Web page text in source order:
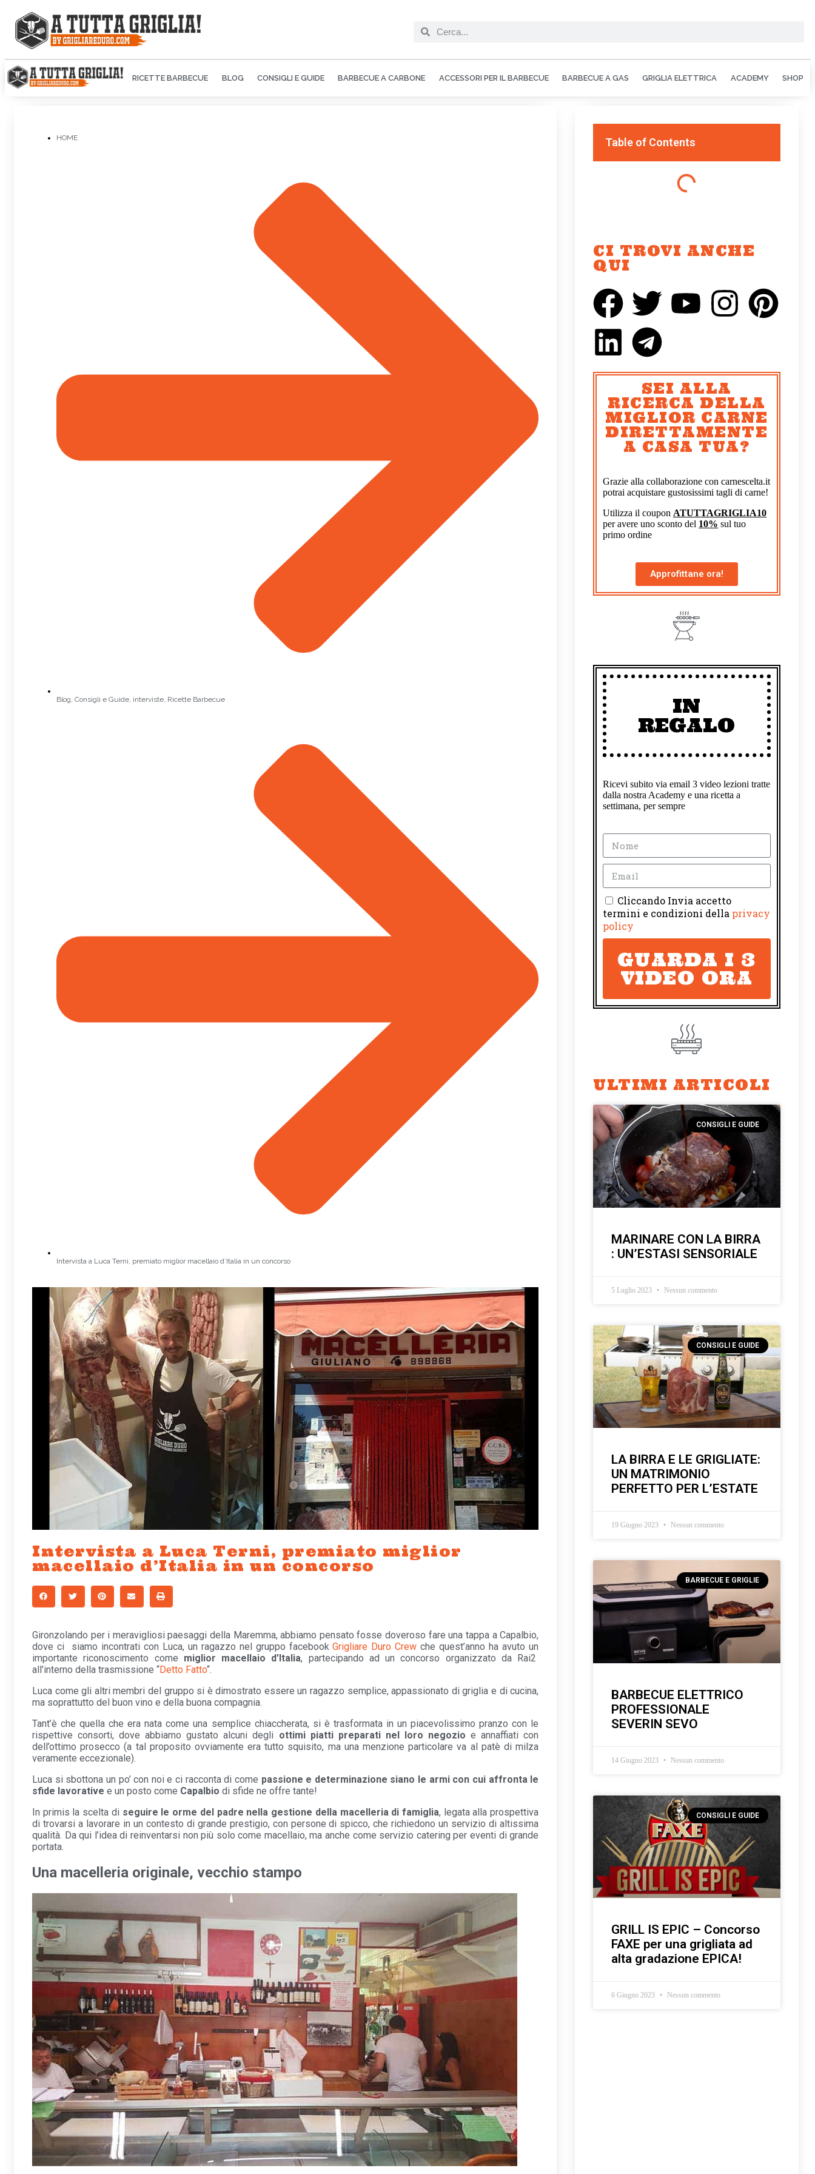
RICETTE BARBECUE BLOG CONSIGLI E GUIDE BARBECUE A CARBONE ACCESSORI PER IL BARBECUE BARBECUE A GAS GRIGLIA ELETTRICA ACADEMY SHOP
HOME
Blog Consigli e Guide interviste Ricette Barbecue
Intervista a Luca Terni, premiato miglior macellaio d’Italia in un concorso
Intervista a Luca Terni, premiato miglior
macellaio d’Italia in un concorso
Gironzolando per i meravigliosi paesaggi della Maremma, abbiamo pensato fosse doveroso fare una tappa a Capalbio,
dove ci siamo incontrati con Luca, un ragazzo nel gruppo facebookGrigliare Duro Crew che quest’anno ha avuto un
importante riconoscimento come miglior macellaio d’Italia, partecipando ad un concorso organizzato da Rai2
all’interno della trasmissione “Detto Fatto“.
Luca come gli altri membri del gruppo si è dimostrato essere un ragazzo semplice, appassionato di griglia e di cucina,
ma soprattutto del buon vino e della buona compagnia.
Tant’è che quella che era nata come una semplice chiaccherata, si è trasformata in un piacevolissimo pranzo con le
rispettive consorti, dove abbiamo gustato alcuni degli ottimi piatti preparati nel loro negozio e annaffiati con
dell’ottimo prosecco (a tal proposito ovviamente era tutto squisito, ma una menzione particolare va al patè di milza
veramente eccezionale).
Luca si sbottona un po’ con noi e ci racconta di come passione e determinazione siano le armi con cui affronta le
sfide lavorative e un posto come Capalbio di sfide ne offre tante!
In primis la scelta di seguire le orme del padre nella gestione della macelleria di famiglia, legata alla prospettiva
di trovarsi a lavorare in un contesto di grande prestigio, con persone di spicco, che richiedono un servizio di altissima
qualità. Da qui l’idea di reinventarsi non più solo come macellaio, ma anche come servizio catering per eventi di grande
portata.
Una macelleria originale, vecchio stampo
Table of Contents
CI TROVI ANCHE
QUI
SEI ALLA
RICERCA DELLA
MIGLIOR CARNE
DIRETTAMENTE
A CASA TUA?
Grazie alla collaborazione con carnescelta.it
potrai acquistare gustosissimi tagli di carne!
Utilizza il coupon ATUTTAGRIGLIA10
per avere uno sconto del 10% sul tuo
primo ordine
Approfittane ora!
IN
REGALO
Ricevi subito via email 3 video lezioni tratte
dalla nostra Academy e una ricetta a
settimana, per sempre
Cliccando Invia accetto
termini e condizioni della privacy
policy
GUARDA I 3
VIDEO ORA
ULTIMI ARTICOLI
CONSIGLI E GUIDE
MARINARE CON LA BIRRA
: UN’ESTASI SENSORIALE
5 Luglio 2023 Nessun commento
CONSIGLI E GUIDE
LA BIRRA E LE GRIGLIATE:
UN MATRIMONIO
PERFETTO PER L’ESTATE
19 Giugno 2023 Nessun commento
BARBECUE E GRIGLIE
BARBECUE ELETTRICO
PROFESSIONALE
SEVERIN SEVO
14 Giugno 2023 Nessun commento
CONSIGLI E GUIDE
GRILL IS EPIC – Concorso
FAXE per una grigliata ad
alta gradazione EPICA!
6 Giugno 2023 Nessun commento